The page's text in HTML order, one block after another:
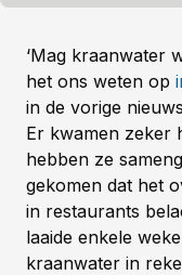
‘Mag kraanwater
het ons weten op
in de vorige
Er kwamen zeker
hebben ze
gekomen dat het
in restaurants
laaide enkele
kraanwater in